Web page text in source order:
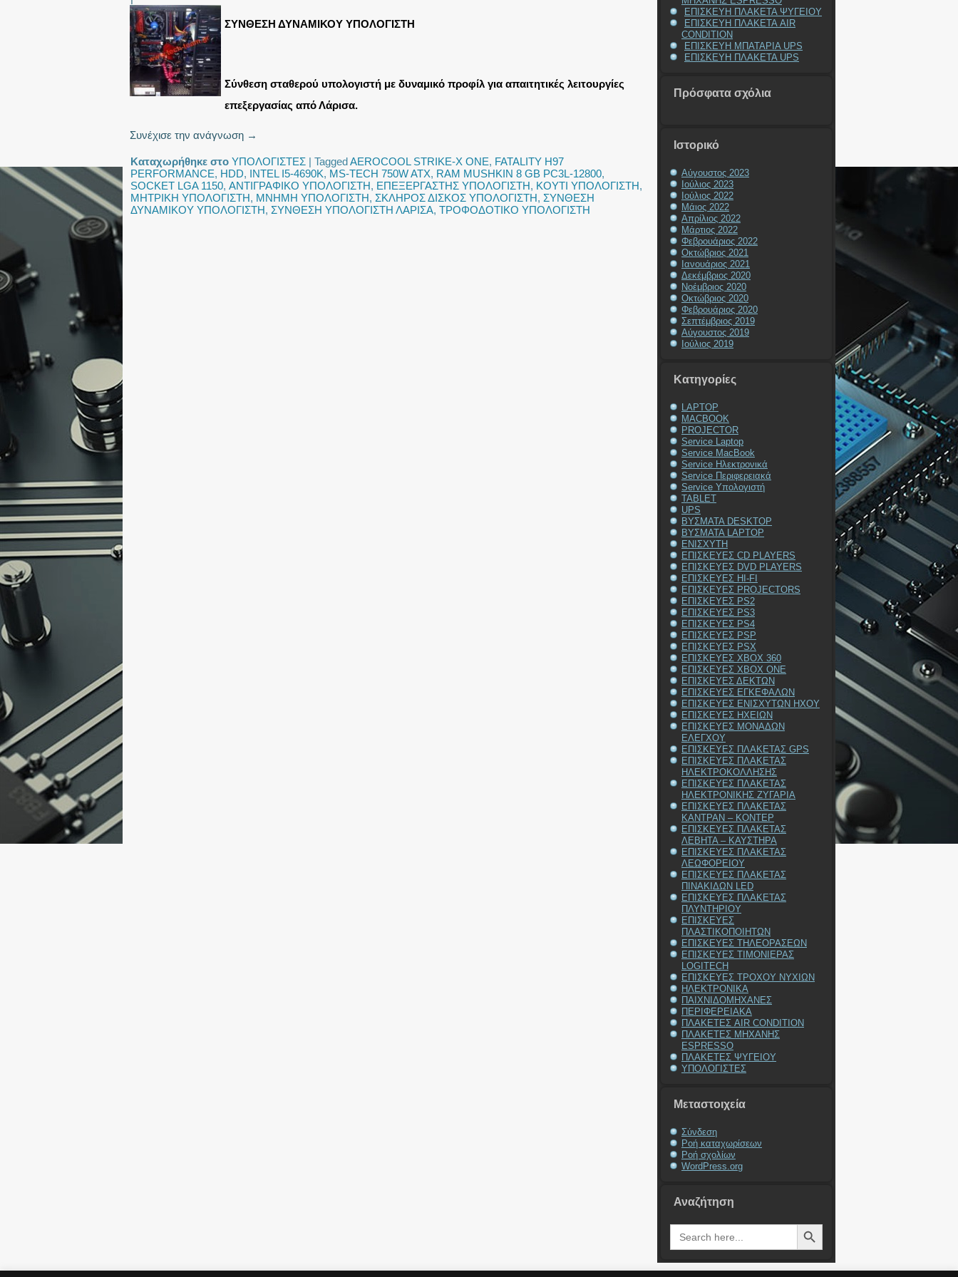
ΣΥΝΘΕΣΗ ΔΥΝΑΜΙΚΟΥ ΥΠΟΛΟΓΙΣΤΗ
Σύνθεση σταθερού υπολογιστή με δυναμικό προφίλ για απαιτητικές λειτουργίες
επεξεργασίας από Λάρισα.
Συνέχισε την ανάγνωση →
Καταχωρήθηκε στο ΥΠΟΛΟΓΙΣΤΕΣ | TaggedAEROCOOL STRIKE-X ONE, FATALITY H97
PERFORMANCE, HDD, INTEL I5-4690K, MS-TECH 750W ATX, RAM MUSHKIN 8 GB PC3L-12800,
SOCKET LGA 1150, ΑΝΤΙΓΡΑΦΙΚΟ ΥΠΟΛΟΓΙΣΤΗ, ΕΠΕΞΕΡΓΑΣΤΗΣ ΥΠΟΛΟΓΙΣΤΗ, ΚΟΥΤΙ ΥΠΟΛΟΓΙΣΤΗ,
ΜΗΤΡΙΚΗ ΥΠΟΛΟΓΙΣΤΗ, ΜΝΗΜΗ ΥΠΟΛΟΓΙΣΤΗ, ΣΚΛΗΡΟΣ ΔΙΣΚΟΣ ΥΠΟΛΟΓΙΣΤΗ, ΣΥΝΘΕΣΗ
ΔΥΝΑΜΙΚΟΥ ΥΠΟΛΟΓΙΣΤΗ, ΣΥΝΘΕΣΗ ΥΠΟΛΟΓΙΣΤΗ ΛΑΡΙΣΑ, ΤΡΟΦΟΔΟΤΙΚΟ ΥΠΟΛΟΓΙΣΤΗ
ΕΠΙΣΚΕΥΗ ΠΛΑΚΕΤΑ ΨΥΓΕΙΟΥ
ΕΠΙΣΚΕΥΗ ΠΛΑΚΕΤΑ AIR
CONDITION
ΕΠΙΣΚΕΥΗ ΜΠΑΤΑΡΙΑ UPS
ΕΠΙΣΚΕΥΗ ΠΛΑΚΕΤΑ UPS
Πρόσφατα σχόλια
Ιστορικό
Αύγουστος 2023
Ιούλιος 2023
Ιούλιος 2022
Μάιος 2022
Απρίλιος 2022
Μάρτιος 2022
Φεβρουάριος 2022
Οκτώβριος 2021
Ιανουάριος 2021
Δεκέμβριος 2020
Νοέμβριος 2020
Οκτώβριος 2020
Φεβρουάριος 2020
Σεπτέμβριος 2019
Αύγουστος 2019
Ιούλιος 2019
Kατηγορίες
LAPTOP
MACBOOK
PROJECTOR
Service Laptop
Service MacBook
Service Ηλεκτρονικά
Service Περιφερειακά
Service Υπολογιστή
TABLET
UPS
ΒΥΣΜΑΤΑ DESKTOP
ΒΥΣΜΑΤΑ LAPTOP
ΕΝΙΣΧΥΤΗ
ΕΠΙΣΚΕΥΕΣ CD PLAYERS
ΕΠΙΣΚΕΥΕΣ DVD PLAYERS
ΕΠΙΣΚΕΥΕΣ HI-FI
ΕΠΙΣΚΕΥΕΣ PROJECTORS
ΕΠΙΣΚΕΥΕΣ PS2
ΕΠΙΣΚΕΥΕΣ PS3
ΕΠΙΣΚΕΥΕΣ PS4
ΕΠΙΣΚΕΥΕΣ PSP
ΕΠΙΣΚΕΥΕΣ PSX
ΕΠΙΣΚΕΥΕΣ XBOX 360
ΕΠΙΣΚΕΥΕΣ XBOX ONE
ΕΠΙΣΚΕΥΕΣ ΔΕΚΤΩΝ
ΕΠΙΣΚΕΥΕΣ ΕΓΚΕΦΑΛΩΝ
ΕΠΙΣΚΕΥΕΣ ΕΝΙΣΧΥΤΩΝ ΗΧΟΥ
ΕΠΙΣΚΕΥΕΣ ΗΧΕΙΩΝ
ΕΠΙΣΚΕΥΕΣ ΜΟΝΑΔΩΝ
ΕΛΕΓΧΟΥ
ΕΠΙΣΚΕΥΕΣ ΠΛΑΚΕΤΑΣ GPS
ΕΠΙΣΚΕΥΕΣ ΠΛΑΚΕΤΑΣ
ΗΛΕΚΤΡΟΚΟΛΛΗΣΗΣ
ΕΠΙΣΚΕΥΕΣ ΠΛΑΚΕΤΑΣ
ΗΛΕΚΤΡΟΝΙΚΗΣ ΖΥΓΑΡΙΑ
ΕΠΙΣΚΕΥΕΣ ΠΛΑΚΕΤΑΣ
ΚΑΝΤΡΑΝ – ΚΟΝΤΕΡ
ΕΠΙΣΚΕΥΕΣ ΠΛΑΚΕΤΑΣ
ΛΕΒΗΤΑ – ΚΑΥΣΤΗΡΑ
ΕΠΙΣΚΕΥΕΣ ΠΛΑΚΕΤΑΣ
ΛΕΩΦΟΡΕΙΟΥ
ΕΠΙΣΚΕΥΕΣ ΠΛΑΚΕΤΑΣ
ΠΙΝΑΚΙΔΩΝ LED
ΕΠΙΣΚΕΥΕΣ ΠΛΑΚΕΤΑΣ
ΠΛΥΝΤΗΡΙΟΥ
ΕΠΙΣΚΕΥΕΣ
ΠΛΑΣΤΙΚΟΠΟΙΗΤΩΝ
ΕΠΙΣΚΕΥΕΣ ΤΗΛΕΟΡΑΣΕΩΝ
ΕΠΙΣΚΕΥΕΣ ΤΙΜΟΝΙΕΡΑΣ
LOGITECH
ΕΠΙΣΚΕΥΕΣ ΤΡΟΧΟΥ ΝΥΧΙΩΝ
ΗΛΕΚΤΡΟΝΙΚΑ
ΠΑΙΧΝΙΔΟΜΗΧΑΝΕΣ
ΠΕΡΙΦΕΡΕΙΑΚΑ
ΠΛΑΚΕΤΕΣ AIR CONDITION
ΠΛΑΚΕΤΕΣ ΜΗΧΑΝΗΣ
ESPRESSO
ΠΛΑΚΕΤΕΣ ΨΥΓΕΙΟΥ
ΥΠΟΛΟΓΙΣΤΕΣ
Μεταστοιχεία
Σύνδεση
Ροή καταχωρίσεων
Ροή σχολίων
WordPress.org
Αναζήτηση
Search
for:
Search Button